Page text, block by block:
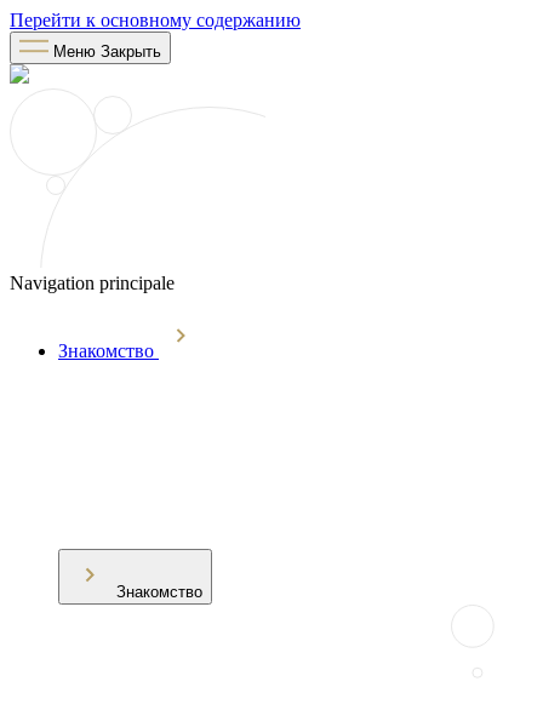
Перейти к основному содержанию
Меню Закрыть
Navigation principale
Знакомство
Знакомство